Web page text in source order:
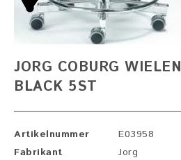
JORG COBURG
BLACK 5ST
Artikelnummer
E03958
Fabrikant
Jorg